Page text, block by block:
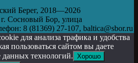
Берег, 2018—2026
Сосновый Бор, улица
8 (81369) 27-107, baltica@sbor.ru
для анализа трафика и удобства
пользоваться сайтом вы даете
данных технологий. Хорошо